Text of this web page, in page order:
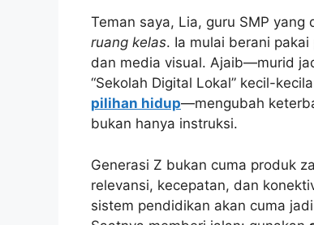
Teman saya, Lia, guru SMP
ruang kelas. Ia mulai berani
dan media visual. Ajaib—murid
“Sekolah Digital Lokal” kecil-
pilihan hidup—mengubah
bukan hanya instruksi.
Generasi Z bukan cuma produk
relevansi, kecepatan, dan
sistem pendidikan akan cuma